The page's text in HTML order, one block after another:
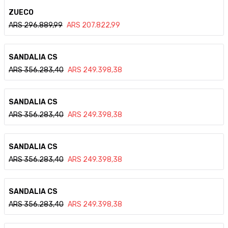
ZUECO
ARS296.889,99 ARS 207.822,99
SANDALIA CS
ARS356.283,40 ARS 249.398,38
SANDALIA CS
ARS356.283,40 ARS 249.398,38
SANDALIA CS
ARS356.283,40 ARS 249.398,38
SANDALIA CS
ARS356.283,40 ARS 249.398,38